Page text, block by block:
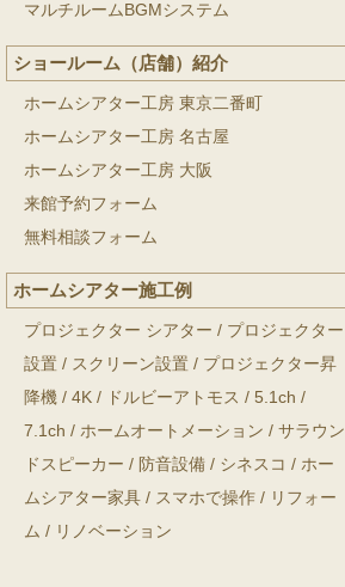
マルチルームBGMシステム
ショールーム（店舗）紹介
ホームシアター工房 東京二番町
ホームシアター工房 名古屋
ホームシアター工房 大阪
来館予約フォーム
無料相談フォーム
ホームシアター施工例
プロジェクター シアター / プロジェクター
設置 / スクリーン設置 / プロジェクター昇
降機 / 4K / ドルビーアトモス / 5.1ch /
7.1ch / ホームオートメーション / サラウン
ドスピーカー / 防音設備 / シネスコ / ホー
ムシアター家具 / スマホで操作 / リフォー
ム / リノベーション